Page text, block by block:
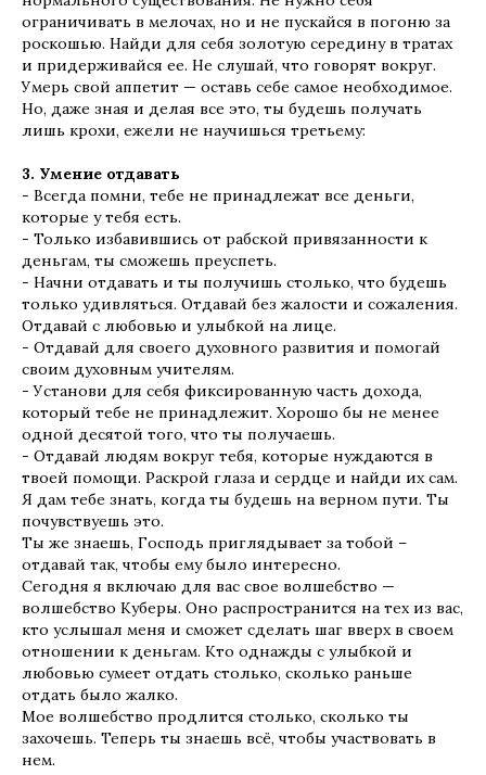
ограничивать в мелочах, но и не пускайся в погоню за
роскошью. Найди для себя золотую середину в тратах
и придерживайся ее. Не слушай, что говорят вокруг.
Умерь свой аппетит — оставь себе самое необходимое.
Но, даже зная и делая все это, ты будешь получать
лишь крохи, ежели не научишься третьему:
3. Умение отдавать
- Всегда помни, тебе не принадлежат все деньги,
которые у тебя есть.
- Только избавившись от рабской привязанности к
деньгам, ты сможешь преуспеть.
- Начни отдавать и ты получишь столько, что будешь
только удивляться. Отдавай без жалости и сожаления.
Отдавай с любовью и улыбкой на лице.
- Отдавай для своего духовного развития и помогай
своим духовным учителям.
- Установи для себя фиксированную часть дохода,
который тебе не принадлежит. Хорошо бы не менее
одной десятой того, что ты получаешь.
- Отдавай людям вокруг тебя, которые нуждаются в
твоей помощи. Раскрой глаза и сердце и найди их сам.
Я дам тебе знать, когда ты будешь на верном пути. Ты
почувствуешь это.
Ты же знаешь, Господь приглядывает за тобой –
отдавай так, чтобы ему было интересно.
Сегодня я включаю для вас свое волшебство —
волшебство Куберы. Оно распространится на тех из вас,
кто услышал меня и сможет сделать шаг вверх в своем
отношении к деньгам. Кто однажды с улыбкой и
любовью сумеет отдать столько, сколько раньше
отдать было жалко.
Мое волшебство продлится столько, сколько ты
захочешь. Теперь ты знаешь всё, чтобы участвовать в
нем.